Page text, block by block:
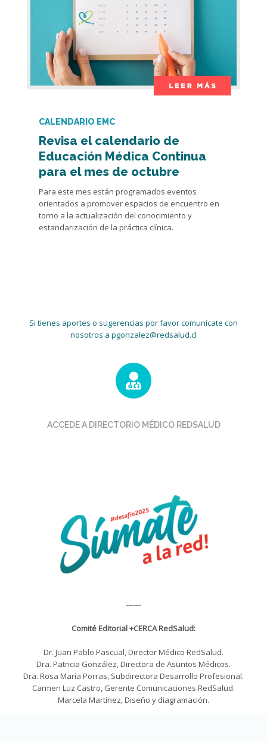
CALENDARIO EMC
Revisa el calendario de
Educación Médica Continua
para el mes de octubre
Para este mes están programados eventos
orientados a promover espacios de encuentro en
torno a la actualización del conocimiento y
estandarización de la práctica clínica.
Si tienes aportes o sugerencias por favor comunícate con
nosotros a pgonzalez@redsalud.cl
ACCEDE A DIRECTORIO MÉDICO REDSALUD
——
Comité Editorial +CERCA RedSalud:
Dr. Juan Pablo Pascual, Director Médico RedSalud.
Dra. Patricia González, Directora de Asuntos Médicos.
Dra. Rosa María Porras, Subdirectora Desarrollo Profesional.
Carmen Luz Castro, Gerente Comunicaciones RedSalud.
Marcela Martínez, Diseño y diagramación.